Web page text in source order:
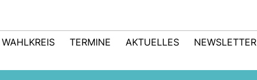
TERMINE AKTUELLES NEWSLETTER